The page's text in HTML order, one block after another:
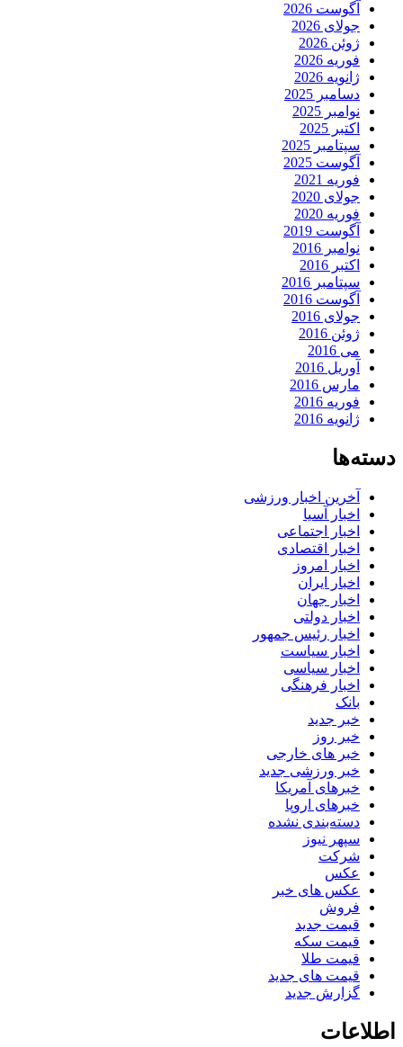
آگوست 2026
جولای 2026
ژوئن 2026
فوریه 2026
ژانویه 2026
دسامبر 2025
نوامبر 2025
اکتبر 2025
سپتامبر 2025
آگوست 2025
فوریه 2021
جولای 2020
فوریه 2020
آگوست 2019
نوامبر 2016
اکتبر 2016
سپتامبر 2016
آگوست 2016
جولای 2016
ژوئن 2016
می 2016
آوریل 2016
مارس 2016
فوریه 2016
ژانویه 2016
دسته‌ها
آخرین اخبار ورزشی
اخبار آسیا
اخبار اجتماعی
اخبار اقتصادی
اخبار امروز
اخبار ایران
اخبار جهان
اخبار دولتی
اخبار رئیس جمهور
اخبار سیاست
اخبار سیاسی
اخبار فرهنگی
بانک
خبر جدید
خبر روز
خبر های خارجی
خبر ورزشی جدید
خبرهای آمریکا
خبرهای اروپا
دسته‌بندی نشده
سپهر نیوز
شرکت
عکس
عکس های خبر
فروش
قیمت جدید
قیمت سکه
قیمت طلا
قیمت های جدید
گزارش جدید
اطلاعات